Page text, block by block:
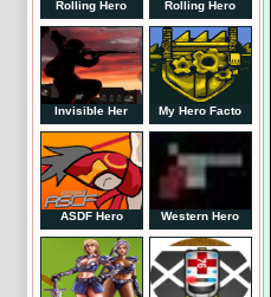
Rolling Hero
Rolling Hero
My Hero Facto
Invisible Her
Western Hero
ASDF Hero